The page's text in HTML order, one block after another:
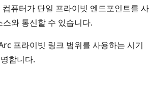
퓨터가 단일 프라이빗 엔드포인트를 사
와 통신할 수 있습니다.
프라이빗 링크 범위를 사용하는 시기
합니다.